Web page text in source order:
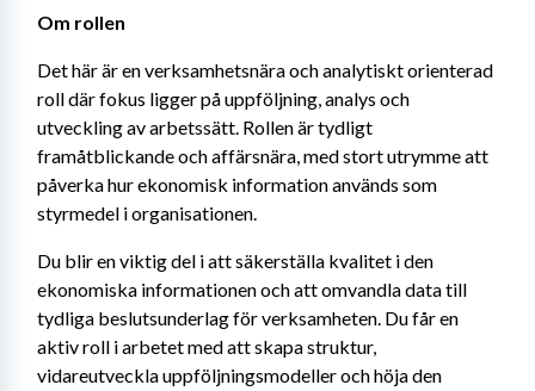
Om rollen
Det här är en verksamhetsnära och analytiskt orienterad
roll där fokus ligger på uppföljning, analys och
utveckling av arbetssätt. Rollen är tydligt
framåtblickande och affärsnära, med stort utrymme att
påverka hur ekonomisk information används som
styrmedel i organisationen.
Du blir en viktig del i att säkerställa kvalitet i den
ekonomiska informationen och att omvandla data till
tydliga beslutsunderlag för verksamheten. Du får en
aktiv roll i arbetet med att skapa struktur,
vidareutveckla uppföljningsmodeller och höja den